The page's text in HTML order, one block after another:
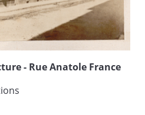
- Rue Anatole France